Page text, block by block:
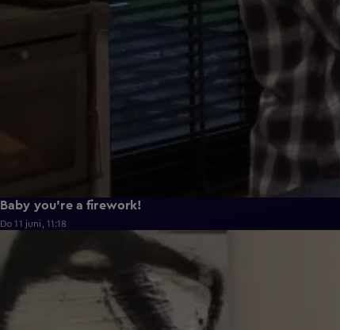
Baby you're a firework!
Do 11 juni, 11:18
0:43